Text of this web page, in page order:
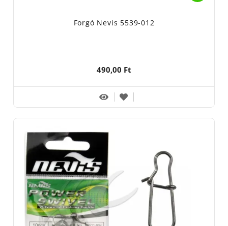
Forgó Nevis 5539-012
490,00 Ft